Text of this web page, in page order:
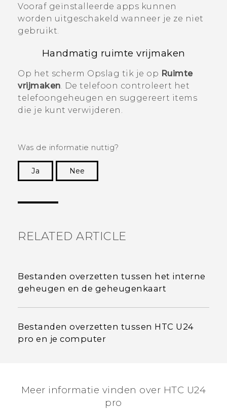
Vooraf geïnstalleerde apps kunnen
worden uitgeschakeld wanneer je ze niet
gebruikt.
Handmatig ruimte vrijmaken
Op het scherm Opslag tik je op Ruimte
vrijmaken . De telefoon controleert het
telefoongeheugen en suggereert items
die je kunt verwijderen.
Was de informatie nuttig?
Ja
Nee
RELATED ARTICLE
Bestanden overzetten tussen het interne
geheugen en de geheugenkaart
Bestanden overzetten tussen HTC U24
pro en je computer
Meer informatie vinden over HTC U24
pro